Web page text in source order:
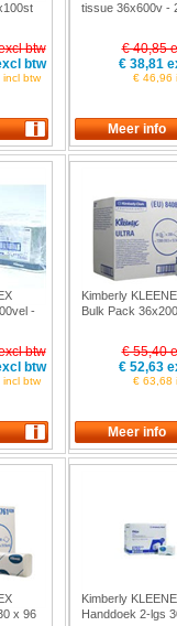
btw
btw
btw
tissue 36x600v -
€ 40,85
€ 38,81
€ 46,96
-
btw
btw
btw
Kimberly
Bulk Pack
€ 55,40
€ 52,63
€ 63,68
x 96
Kimberly
Handdoek 2-lgs